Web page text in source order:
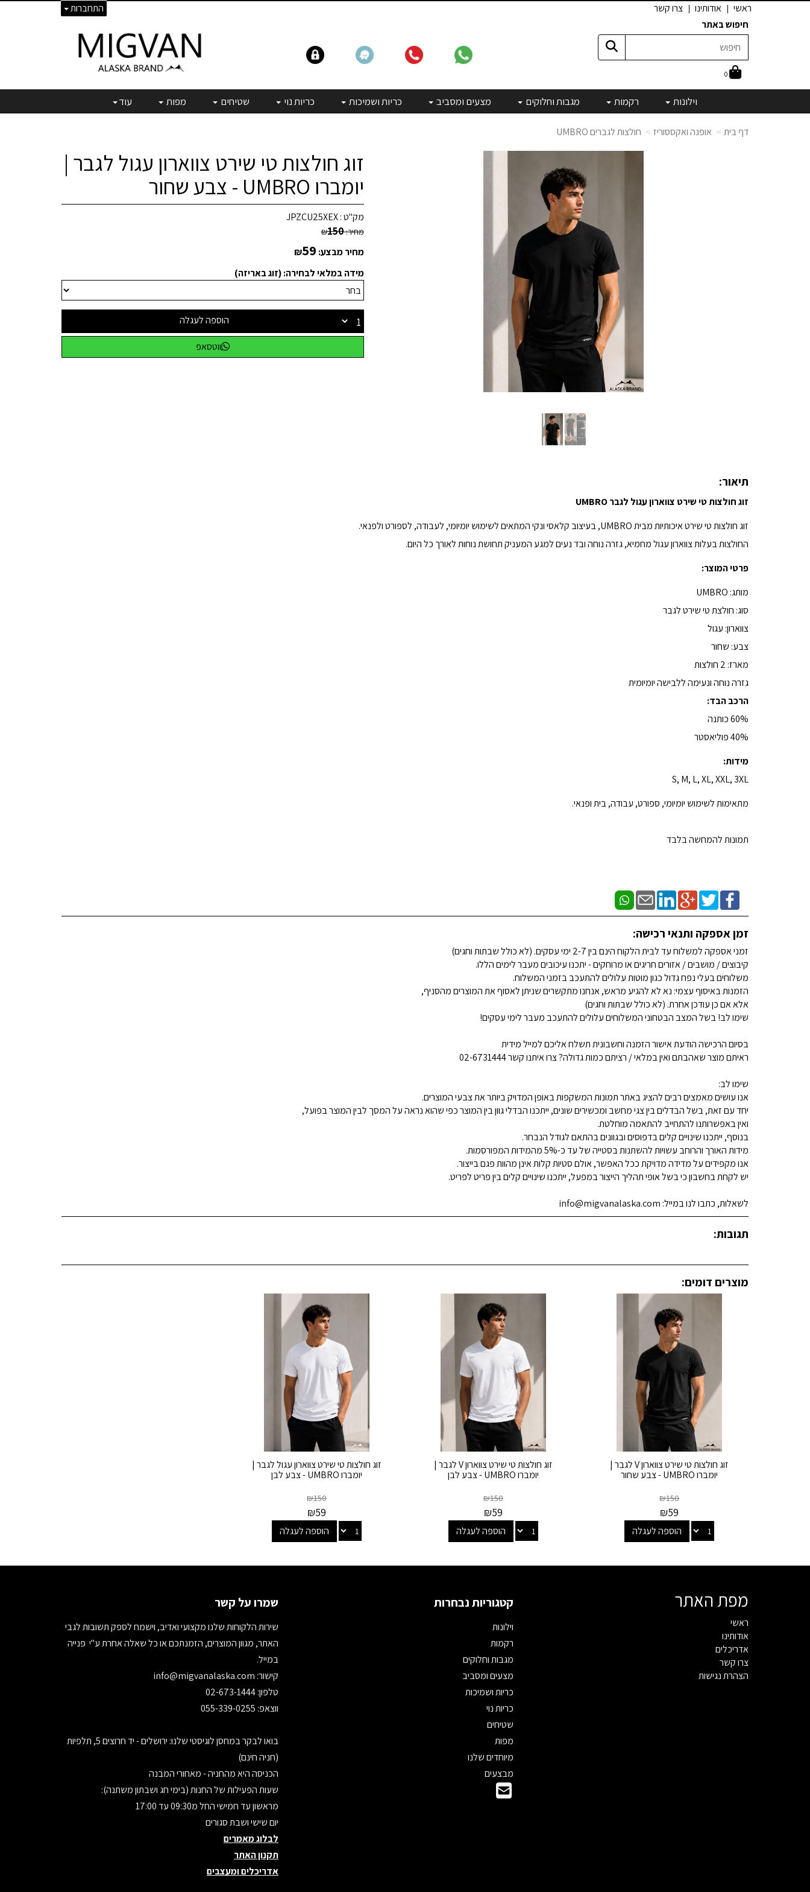
התחברות ראשי אודותינו
צרו קשר
חיפוש באתר
0
וילונות רקמות מגבות וחלוקים מצעים ומסביב כריות ושמיכות כריות נוי שטיחים מפות עוד
דף בית אופנה ואקססוריז חולצות לגברים UMBRO
זוג חולצות טי שירט צווארון עגול לגבר |
יומברו UMBRO - צבע שחור
מק"ט :JPZCU25XEX
מחיר: ₪150
מחיר מבצע: ₪59
מידה במלאי לבחירה: (זוג באריזה)
הוספה לעגלה
ווטסאפ
תיאור:
זוג חולצות טי שירט צווארון עגול לגבר UMBRO
זוג חולצות טי שירט איכותיות מבית UMBRO, בעיצוב קלאסי ונקי המתאים לשימוש יומיומי, לעבודה, לספורט ולפנאי.
החולצות בעלות צווארון עגול מחמיא, גזרה נוחה ובד נעים למגע המעניק תחושת נוחות לאורך כל היום.
פרטי המוצר:
מותג: UMBRO
סוג: חולצת טי שירט לגבר
צווארון: עגול
צבע: שחור
מארז: 2 חולצות
גזרה נוחה ונעימה ללבישה יומיומית
הרכב הבד:
60% כותנה
40% פוליאסטר
מידות:
S, M, L, XL, XXL, 3XL
מתאימות לשימוש יומיומי, ספורט, עבודה, בית ופנאי.
תמונות להמחשה בלבד
זמן אספקה ותנאי רכישה:
זמני אספקה למשלוח עד לבית הלקוח הינם בין 2-7 ימי עסקים. (לא כולל שבתות וחגים)
קיבוצים / מושבים / אזורים חריגים או מרוחקים - יתכנו עיכובים מעבר לימים הללו.
משלוחים בעלי נפח גדול כגון מוטות עלולים להתעכב בזמני המשלוח.
הזמנות באיסוף עצמי: נא לא להגיע מראש, אנחנו מתקשרים שניתן לאסוף את המוצרים מהסניף,
אלא אם כן עודכן אחרת. (לא כולל שבתות וחגים)
שימו לב! בשל המצב הבטחוני המשלוחים עלולים להתעכב מעבר לימי עסקים!
בסיום הרכישה הודעת אישור הזמנה וחשבונית תשלח אליכם למייל מידית
ראיתם מוצר שאהבתם ואין במלאי / רציתם כמות גדולה? צרו איתנו קשר 02-6731444
שימו לב:
אנו עושים מאמצים רבים להציג באתר תמונות המשקפות באופן המדויק ביותר את צבעי המוצרים.
יחד עם זאת, בשל הבדלים בין צגי מחשב ומכשירים שונים, ייתכנו הבדלי גוון בין המוצר כפי שהוא נראה על המסך לבין המוצר בפועל,
ואין באפשרותנו להתחייב להתאמה מוחלטת.
בנוסף, ייתכנו שינויים קלים בדפוסים ובגוונים בהתאם לגודל הנבחר.
מידות האורך והרוחב עשויות להשתנות בסטייה של עד כ-5% מהמידות המפורסמות.
אנו מקפידים על מדידה מדויקת ככל האפשר, אולם סטיות קלות אינן מהוות פגם בייצור.
יש לקחת בחשבון כי בשל אופי תהליך הייצור במפעל, ייתכנו שינויים קלים בין פריט לפריט.
לשאלות, כתבו לנו במייל: info@migvanalaska.com
תגובות:
מוצרים דומים:
זוג חולצות טי שירט צווארון V לגבר |
יומברו UMBRO - צבע שחור
₪150
₪59
הוספה לעגלה
זוג חולצות טי שירט צווארון V לגבר |
יומברו UMBRO - צבע לבן
₪150
₪59
הוספה לעגלה
זוג חולצות טי שירט צווארון עגול לגבר |
יומברו UMBRO - צבע לבן
₪150
₪59
הוספה לעגלה
מפת האתר
ראשי
אודותינו
אדריכלים
צרו קשר
הצהרת נגישות
קטגוריות נבחרות
וילונות
רקמות
מגבות וחלוקים
מצעים ומסביב
כריות ושמיכות
כריות נוי
שטיחים
מפות
מיוחדים שלנו
מבצעים
שמרו על קשר
שירות הלקוחות שלנו מקצועי ואדיב, וישמח לספק תשובות לגבי
האתר, מגוון המוצרים, הזמנתכם או כל שאלה אחרת ע"י פנייה
במייל.
קישור:
טלפון: 02-673-1444
ווצאפ: 055-339-0255
בואו לבקר במחסן לוגיסטי שלנו: ירושלים - יד חרוצים 5, תלפיות
(חניה חינם)
הכניסה היא מהחניה - מאחורי המבנה
שעות הפעילות של החנות (בימי חג ושבתון משתנה):
מראשון עד חמישי החל מ09:30 עד 17:00
יום שישי ושבת סגורים
לבלוג מאמרים
תקנון האתר
אדריכלים ומעצבים